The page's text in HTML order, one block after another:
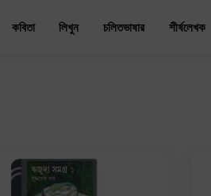
কবিতা লিখুন চলিতভাষার শীর্ষলেখক